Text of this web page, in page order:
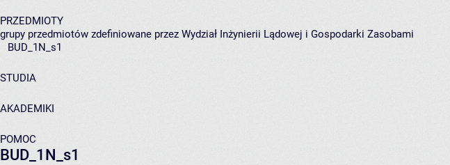
PRZEDMIOTY
grupy przedmiotów zdefiniowane przez Wydział Inżynierii Lądowej i Gospodarki Zasobami
BUD_1N_s1
STUDIA
AKADEMIKI
POMOC
BUD_1N_s1